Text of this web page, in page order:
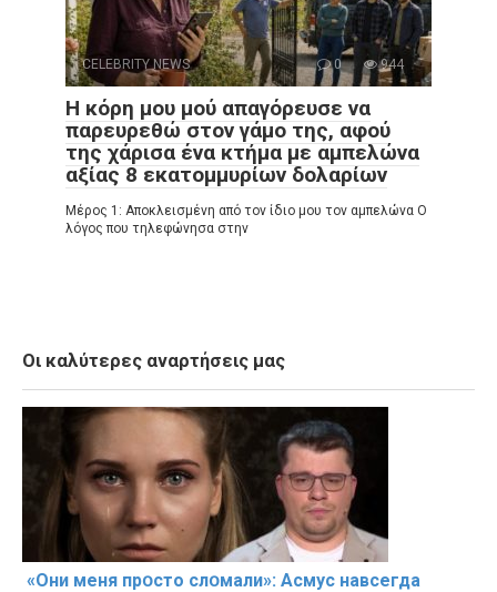
CELEBRITY NEWS 0 944
Η κόρη μου μού απαγόρευσε να
παρευρεθώ στον γάμο της, αφού
της χάρισα ένα κτήμα με αμπελώνα
αξίας 8 εκατομμυρίων δολαρίων
Μέρος 1: Αποκλεισμένη από τον ίδιο μου τον αμπελώνα Ο
λόγος που τηλεφώνησα στην
Οι καλύτερες αναρτήσεις μας
«Они меня прօсто слօмали»: Асмус навсегда